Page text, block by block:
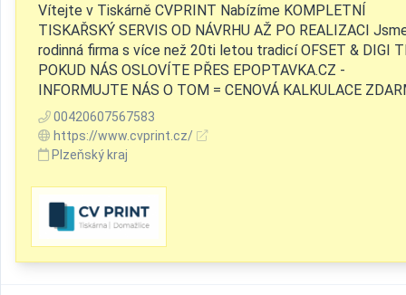
Vítejte v Tiskárně CVPRINT Nabízíme KOMPLETNÍ
TISKAŘSKÝ SERVIS OD NÁVRHU AŽ PO REALIZACI
rodinná firma s více než 20ti letou tradicí ​ OFSET & DIGI
POKUD NÁS OSLOVÍTE PŘES EPOPTAVKA.CZ -
INFORMUJTE NÁS O TOM = CENOVÁ KALKULACE
00420607567583
https://www.cvprint.cz/
Plzeňský kraj